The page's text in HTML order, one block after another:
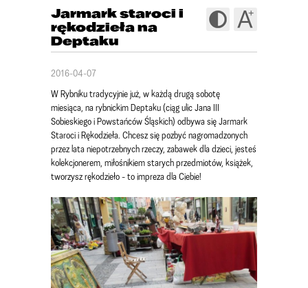
Jarmark staroci i
rękodzieła na
Deptaku
2016-04-07
W Rybniku tradycyjnie już, w każdą drugą sobotę
miesiąca, na rybnickim Deptaku (ciąg ulic Jana III
Sobieskiego i Powstańców Śląskich) odbywa się Jarmark
Staroci i Rękodzieła. Chcesz się pozbyć nagromadzonych
przez lata niepotrzebnych rzeczy, zabawek dla dzieci, jesteś
kolekcjonerem, miłośnikiem starych przedmiotów, książek,
tworzysz rękodzieło - to impreza dla Ciebie!